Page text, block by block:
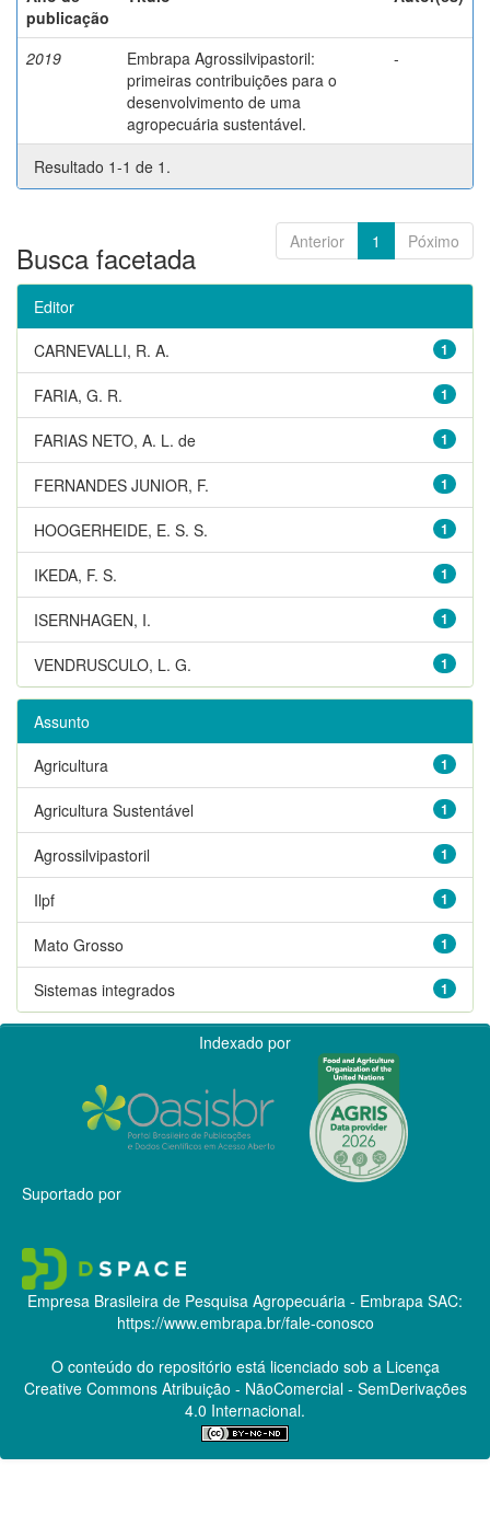
publicação
2019
Embrapa Agrossilvipastoril:
primeiras contribuições para o
desenvolvimento de uma
agropecuária sustentável.
-
Resultado 1-1 de 1.
Anterior 1 Póximo
Busca facetada
Editor
1
CARNEVALLI, R. A.
1
FARIA, G. R.
1
FARIAS NETO, A. L. de
1
FERNANDES JUNIOR, F.
1
HOOGERHEIDE, E. S. S.
1
IKEDA, F. S.
1
ISERNHAGEN, I.
1
VENDRUSCULO, L. G.
Assunto
1
Agricultura
1
Agricultura Sustentável
1
Agrossilvipastoril
1
Ilpf
1
Mato Grosso
1
Sistemas integrados
Indexado por
Suportado por
Empresa Brasileira de Pesquisa Agropecuária - Embrapa SAC:
https://www.embrapa.br/fale-conosco
O conteúdo do repositório está licenciado sob a Licença
Creative CommonsAtribuição - NãoComercial - SemDerivações
4.0 Internacional.